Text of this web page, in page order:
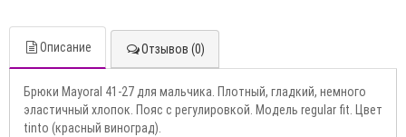
Описание Отзывов (0)
Брюки Mayoral 41-27 для мальчика. Плотный, гладкий, немного
эластичный хлопок. Пояс с регулировкой. Модель regular fit. Цвет
tinto (красный виноград).